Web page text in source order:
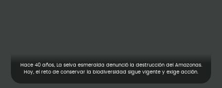
Hace 40 años, La selva esmeralda denunció la destrucción del Amazonas.
Hoy, el reto de conservar la biodiversidad sigue vigente y exige acción.